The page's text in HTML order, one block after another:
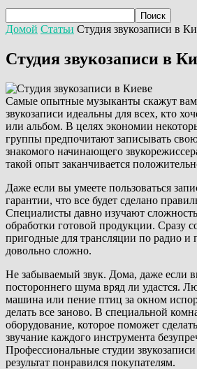
Домой Статьи Студия звукозаписи в
Студия звукозаписи в
Самые опытные музыканты скажут
звукозаписи идеальны для всех, кто
или альбом. В целях экономии
группы предпочитают записывать
знакомого начинающего
такой опыт заканчивается
Даже если вы умеете пользоваться
гарантии, что все будет сделано
Специалисты давно изучают
обработки готовой продукции. Сразу
пригодные для трансляции по радио и
довольно сложно.
Не забываемый звук. Дома, даже если
постороннего шума вряд ли удастся.
машина или пение птиц за окном
делать все заново. В специальной
оборудование, которое поможет
звучание каждого инструмента
Профессиональные студии
результат понравился покупателям.